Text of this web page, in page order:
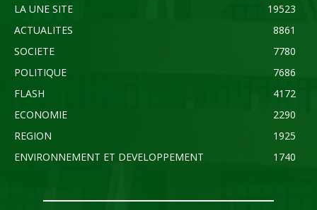
LA UNE SITE
19523
ACTUALITES
8861
SOCIETE
7780
POLITIQUE
7686
FLASH
4172
ECONOMIE
2290
REGION
1925
ENVIRONNEMENT ET DEVELOPPEMENT
1740